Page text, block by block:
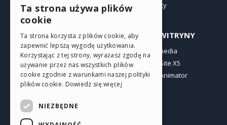
Oferty
PROFIL
Moje wpisy
Moje licencje
Pobieranie
Web hosting
INNE WITRYNY
Incomedia
WebSite X5
WebAnimator
ENGLISH
GERMAN
SPANISH
PORTUGUESE
Ta strona używa plików
cookie
Ta strona korzysta z plików cookie, aby
zapewnić lepszą wygodę użytkowania.
Korzystając z tej strony, wyrażasz zgodę na
używanie przez nas wszystkich plików
cookie zgodnie z warunkami naszej polityki
plików cookie. Dowiedz się więcej
NIEZBĘDNE